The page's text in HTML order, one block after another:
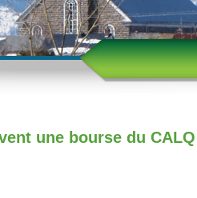
une bourse du CALQ